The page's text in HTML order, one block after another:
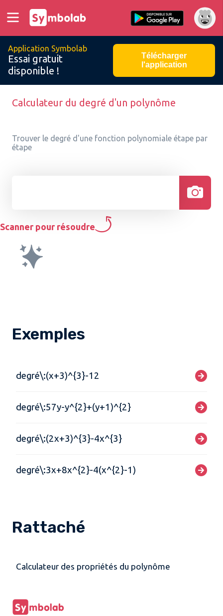
Application Symbolab
Essai gratuit
disponible !
Télécharger
l'application
Calculateur du degré d'un polynôme
Trouver le degré d'une fonction polynomiale étape par
étape
Scanner pour résoudre
Exemples
degré\:(x+3)^{3}-12
degré\:57y-y^{2}+(y+1)^{2}
degré\:(2x+3)^{3}-4x^{3}
degré\:3x+8x^{2}-4(x^{2}-1)
Rattaché
Calculateur des propriétés du polynôme